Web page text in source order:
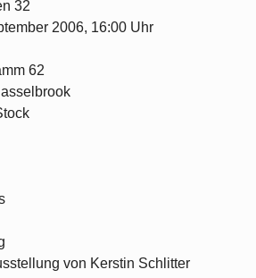
32
2006, 16:00 Uhr
62
von Kerstin Schlitter